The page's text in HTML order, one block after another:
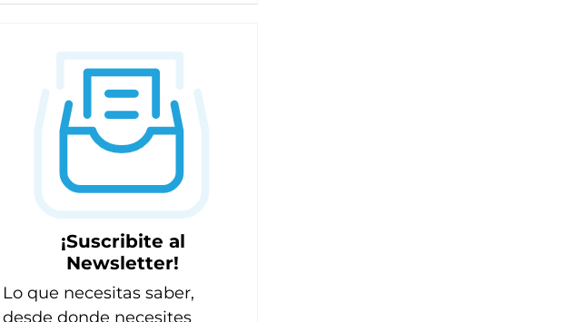
¡Suscribite al
Newsletter!
Lo que necesitas saber,
desde donde necesites